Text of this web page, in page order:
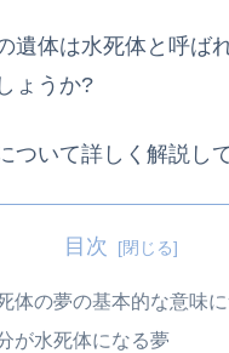
遺体は水死体と呼ば
ょうか?
いて詳しく解説し
目次
体の夢の基本的な意味
が水死体になる夢